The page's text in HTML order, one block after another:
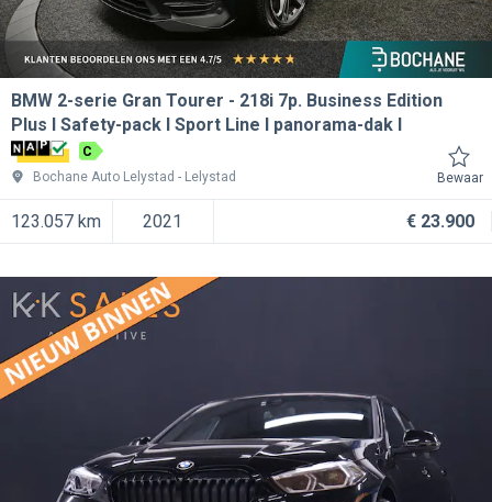
BMW 2-serie Gran Tourer
218i 7p. Business Edition
Plus l Safety-pack l Sport Line l panorama-dak l
C
Bochane Auto Lelystad
Lelystad Bewaar
123.057 km 2021 € 23.900